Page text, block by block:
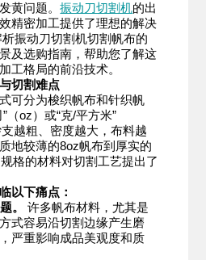
黄问题。振动刀切割机的出
精密加工提供了理想的解决
振动刀切割机切割帆布的
及选购指南，帮助您了解这
工格局的前沿技术。
切割难点
分为梭织帆布和针织帆
（oz）或“克/平方米”
支越粗、密度越大，布料越
地较薄的8oz帆布到厚实的
格的材料对切割工艺提出了
以下痛点：
。
许多帆布材料，尤其是
式容易沿切割边缘产生磨
严重影响成品美观度和质